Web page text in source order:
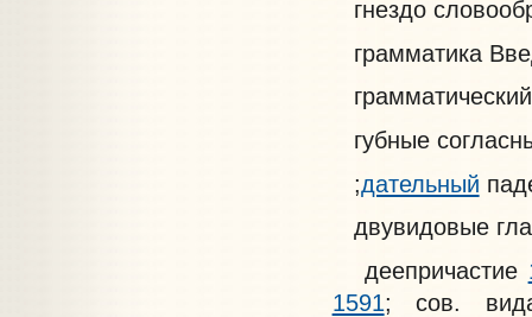
гнездо
грамматика
губные
;дательный
двувидовые
деепричастие
1591; сов.